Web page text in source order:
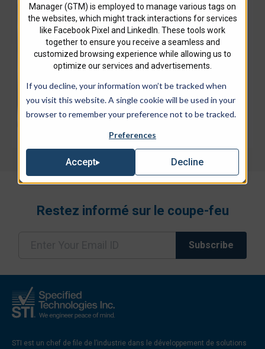
Manager (GTM) is employed to manage various tags on
the websites, which might track interactions for services
like Facebook Pixel and LinkedIn. These tools work
together to ensure you receive a seamless and
customized browsing experience while allowing us to
optimize our services and advertisements.
If you decline, your information won’t be tracked when
you visit this website. A single cookie will be used in your
browser to remember your preference not to be tracked.
Preferences
Accept Decline
Restez informé sur le coupe-feu
STI est un chef de file de l’industrie dans le développement de solutions